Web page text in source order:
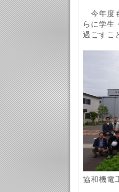
今年度
らに学生
過ごすこ
協和機電